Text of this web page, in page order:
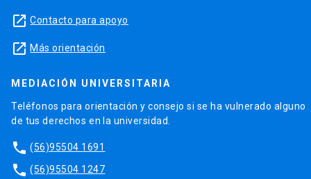
launch Contacto para apoyo
launch Más orientación
MEDIACIÓN UNIVERSITARIA
Teléfonos para orientación y consejo si se ha vulnerado alguno
de tus derechos en la universidad.
phone (56)95504 1691
phone (56)95504 1247